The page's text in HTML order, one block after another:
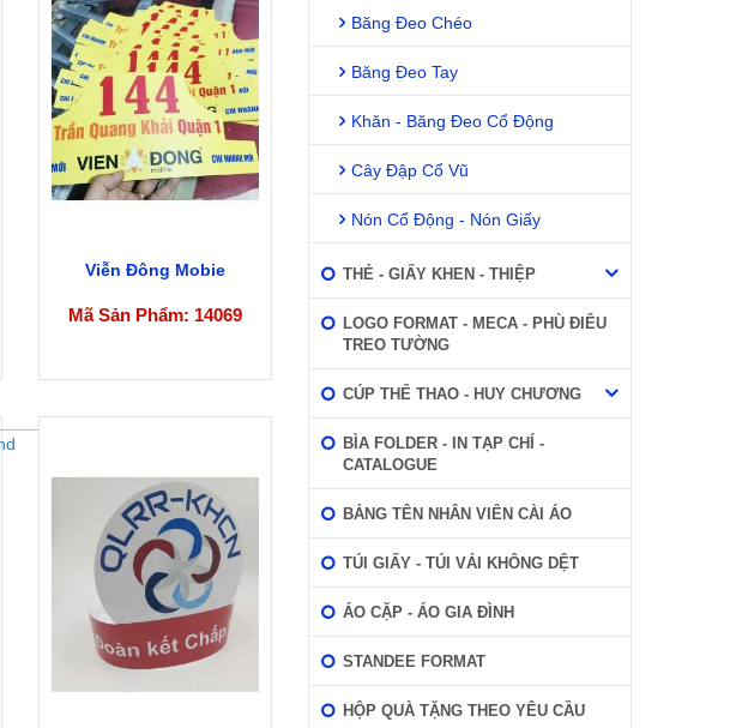
Viễn Đông Mobie
Mã Sản Phẩm: 14069
Băng Đeo Chéo
Băng Đeo Tay
Khăn - Băng Đeo Cổ Động
Cây Đập Cổ Vũ
Nón Cổ Động - Nón Giấy
THẺ - GIẤY KHEN - THIỆP
LOGO FORMAT - MECA - PHÙ ĐIÊU
TREO TƯỜNG
CÚP THỂ THAO - HUY CHƯƠNG
BÌA FOLDER - IN TẠP CHÍ -
CATALOGUE
BẢNG TÊN NHÂN VIÊN CÀI ÁO
TÚI GIẤY - TÚI VẢI KHÔNG DỆT
ÁO CẶP - ÁO GIA ĐÌNH
STANDEE FORMAT
HỘP QUÀ TẶNG THEO YÊU CẦU